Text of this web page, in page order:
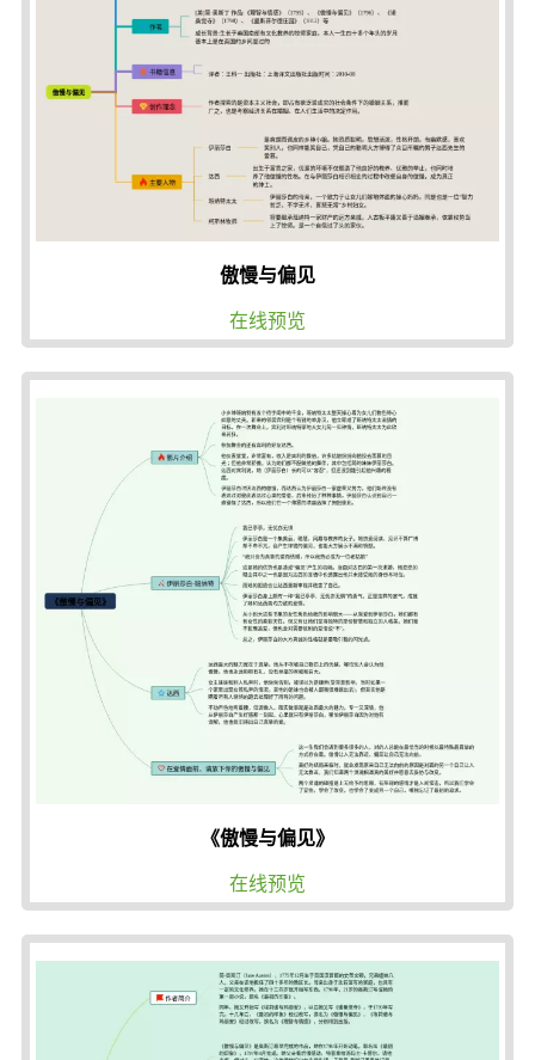
傲慢与偏见
在线预览
《傲慢与偏见》
在线预览